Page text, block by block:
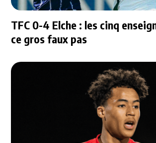
TFC 0-4 Elche : les cinq
ce gros faux pas